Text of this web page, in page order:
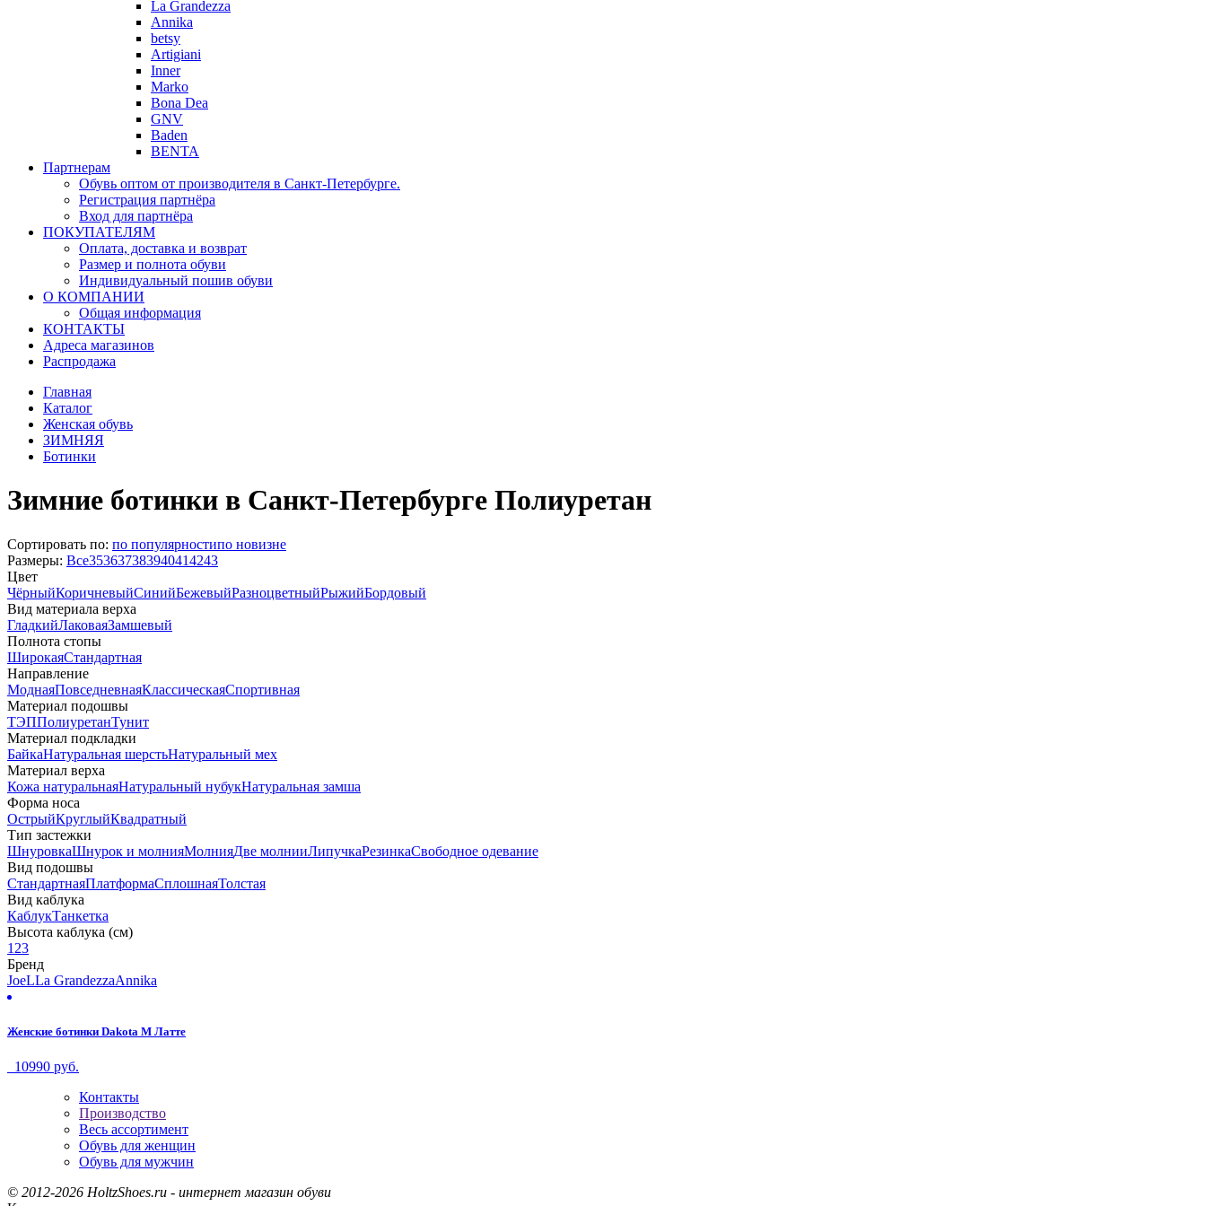
La Grandezza
Annika
betsy
Artigiani
Inner
Marko
Bona Dea
GNV
Baden
BENTA
Партнерам
Обувь оптом от производителя в Санкт-Петербурге.
Регистрация партнёра
Вход для партнёра
ПОКУПАТЕЛЯМ
Оплата, доставка и возврат
Размер и полнота обуви
Индивидуальный пошив обуви
О КОМПАНИИ
Общая информация
КОНТАКТЫ
Адреса магазинов
Распродажа
Главная
Каталог
Женская обувь
ЗИМНЯЯ
Ботинки
Зимние ботинки в Санкт-Петербурге Полиуретан
Сортировать по: по популярностипо новизне
Размеры: Все353637383940414243
Цвет
ЧёрныйКоричневыйСинийБежевыйРазноцветныйРыжийБордовый
Вид материала верха
ГладкийЛаковаяЗамшевый
Полнота стопы
ШирокаяСтандартная
Направление
МоднаяПовседневнаяКлассическаяСпортивная
Материал подошвы
ТЭППолиуретанТунит
Материал подкладки
БайкаНатуральная шерстьНатуральный мех
Материал верха
Кожа натуральнаяНатуральный нубукНатуральная замша
Форма носа
ОстрыйКруглыйКвадратный
Тип застежки
ШнуровкаШнурок и молнияМолнияДве молнииЛипучкаРезинкаСвободное одевание
Вид подошвы
СтандартнаяПлатформаСплошнаяТолстая
Вид каблука
КаблукТанкетка
Высота каблука (см)
1 23
Бренд
JoeLLa GrandezzaAnnika
Женские ботинки Dakota М Латте
10990 руб.
Контакты
Производство
Весь ассортимент
Обувь для женщин
Обувь для мужчин
© 2012-2026 HoltzShoes.ru - интернет магазин обуви